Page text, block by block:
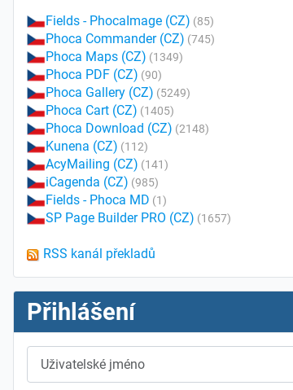
Fields - PhocaImage (CZ) (85)
Phoca Commander (CZ) (745)
Phoca Maps (CZ) (1349)
Phoca PDF (CZ) (90)
Phoca Gallery (CZ) (5249)
Phoca Cart (CZ) (1405)
Phoca Download (CZ) (2148)
Kunena (CZ) (112)
AcyMailing (CZ) (141)
iCagenda (CZ) (985)
Fields - Phoca MD (1)
SP Page Builder PRO (CZ) (1657)
RSS kanál překladů
Přihlášení